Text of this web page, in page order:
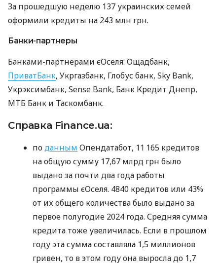
За прошедшую неделю 137 украинских семей
оформили кредиты на 243 млн грн.
Банки-партнеры
Банками-партнерами єОселя: Ощадбанк,
ПриватБанк, Укргазбанк, Глобус банк, Sky Bank,
Укрэксимбанк, Sense Bank, Банк Кредит Днепр,
МТБ Банк и Таскомбанк.
Справка Finance.ua:
поданным Опендатабот, 11 165 кредитов
на общую сумму 17,67 млрд грн было
выдано за почти два года работы
программы єОселя. 4840 кредитов или 43%
от их общего количества было выдано за
первое полугодие 2024 года. Средняя сумма
кредита тоже увеличилась. Если в прошлом
году эта сумма составляла 1,5 миллионов
гривен, то в этом году она выросла до 1,7